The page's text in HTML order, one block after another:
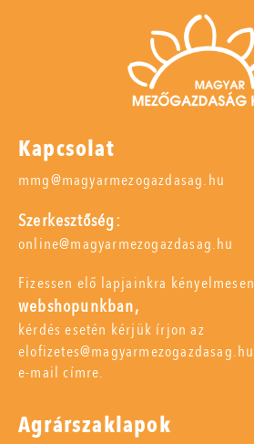
Kapcsolat
mmg@magyarmezogazdasag.hu
Szerkesztőség:
online@magyarmezogazdasag.hu
Fizessen elő lapjainkra kényelmesen
webshopunkban,
kérdés esetén kérjük írjon az
elofizetes@magyarmezogazdasag.hu
e-mail címre.
Agrárszaklapok